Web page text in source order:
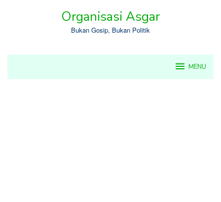
Organisasi Asgar
Bukan Gosip, Bukan Politik
MENU